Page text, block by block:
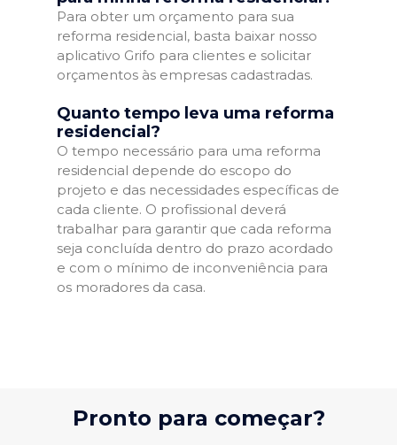
Para obter um orçamento para sua
reforma residencial, basta baixar nosso
aplicativo Grifo para clientes e solicitar
orçamentos às empresas cadastradas.
Quanto tempo leva uma reforma
residencial?
O tempo necessário para uma reforma
residencial depende do escopo do
projeto e das necessidades específicas de
cada cliente. O profissional deverá
trabalhar para garantir que cada reforma
seja concluída dentro do prazo acordado
e com o mínimo de inconveniência para
os moradores da casa.
Pronto para começar?